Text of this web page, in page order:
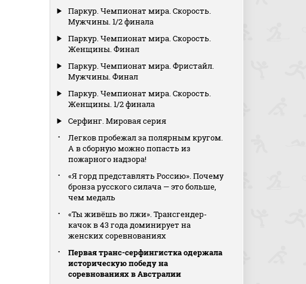
Паркур. Чемпионат мира. Скорость.
Мужчины. 1/2 финала
Паркур. Чемпионат мира. Скорость.
Женщины. Финал
Паркур. Чемпионат мира. Фристайл.
Мужчины. Финал
Паркур. Чемпионат мира. Скорость.
Женщины. 1/2 финала
Серфинг. Мировая серия
Легков пробежал за полярным кругом.
А в сборную можно попасть из
пожарного надзора!
«Я горд представлять Россию». Почему
бронза русского силача — это больше,
чем медаль
«Ты живёшь во лжи». Трансгендер-
качок в 43 года доминирует на
женских соревнованиях
Первая транс-серфингистка одержала
историческую победу на
соревнованиях в Австралии